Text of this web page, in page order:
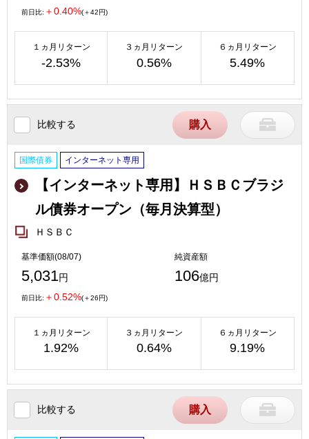
前日比: ＋0.40%(＋42円)
１ヵ月リターン
-2.53%
３ヵ月リターン
0.56%
６ヵ月リターン
5.49%
比較する 購入
国際債券 インターネット専用
【インターネット専用】ＨＳＢＣブラジ
ル債券オープン（毎月決算型）
ＨＳＢＣ
基準価額(08/07)
5,031円
純資産額
106億円
前日比: ＋0.52%(＋26円)
１ヵ月リターン
1.92%
３ヵ月リターン
0.64%
６ヵ月リターン
9.19%
比較する 購入